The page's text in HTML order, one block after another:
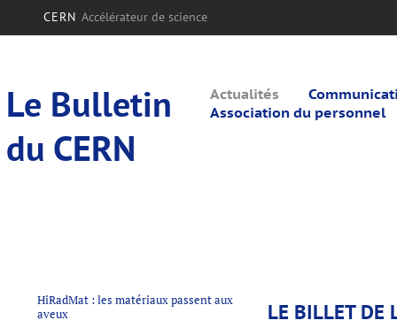
CERN Accélérateur de science
Le Bulletin
du CERN
Actualités
Association du personnel
HiRadMat : les matériaux passent aux
aveux
LE BILLET DE